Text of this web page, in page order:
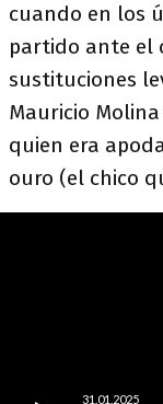
cuando en los
partido ante el
sustituciones
Mauricio
quien era
ouro (el chico